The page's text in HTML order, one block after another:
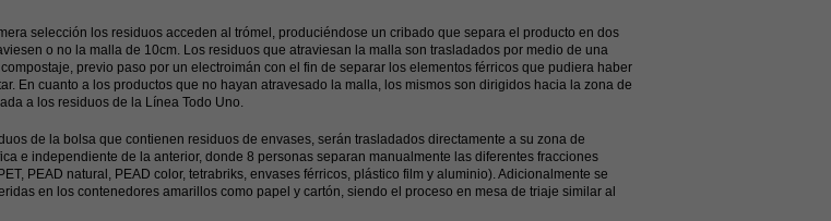
selección los residuos acceden al trómel, produciéndose un cribado que separa el producto en dos
o no la malla de 10cm. Los residuos que atraviesan la malla son trasladados por medio de una
previo paso por un electroimán con el fin de separar los elementos férricos que pudiera haber
En cuanto a los productos que no hayan atravesado la malla, los mismos son dirigidos hacia la zona de
a los residuos de la Línea Todo Uno.
bolsa que contienen residuos de envases, serán trasladados directamente a su zona de
e independiente de la anterior, donde 8 personas separan manualmente las diferentes fracciones
PEAD natural, PEAD color, tetrabriks, envases férricos, plástico film y aluminio). Adicionalmente se
en los contenedores amarillos como papel y cartón, siendo el proceso en mesa de triaje similar al